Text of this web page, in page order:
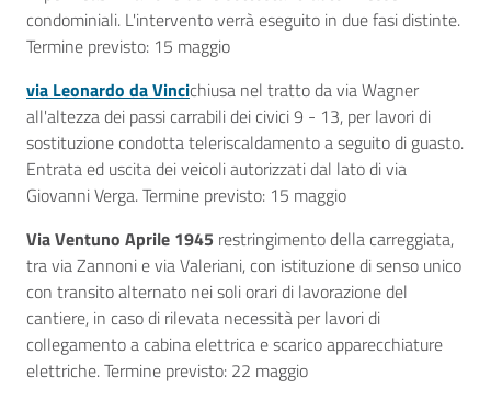
condominiali. L'intervento verrà eseguito in due fasi distinte.
Termine previsto: 15 maggio
via Leonardo da Vincichiusa nel tratto da via Wagner
all'altezza dei passi carrabili dei civici 9 - 13, per lavori di
sostituzione condotta teleriscaldamento a seguito di guasto.
Entrata ed uscita dei veicoli autorizzati dal lato di via
Giovanni Verga. Termine previsto: 15 maggio
Via Ventuno Aprile 1945 restringimento della carreggiata,
tra via Zannoni e via Valeriani, con istituzione di senso unico
con transito alternato nei soli orari di lavorazione del
cantiere, in caso di rilevata necessità per lavori di
collegamento a cabina elettrica e scarico apparecchiature
elettriche. Termine previsto: 22 maggio